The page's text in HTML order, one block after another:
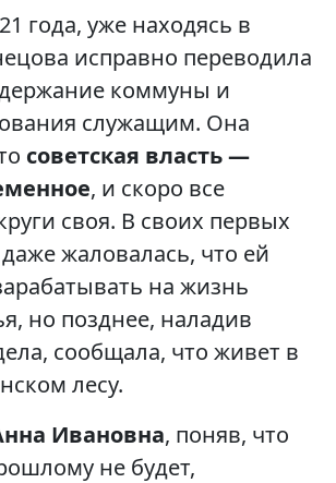
года, уже находясь в
исправно переводила
коммуны и
служащим. Она
советская власть —
, и скоро все
своя. В своих первых
жаловалась, что ей
на жизнь
но позднее, наладив
сообщала, что живет в
лесу.
Ивановна, поняв, что
не будет,